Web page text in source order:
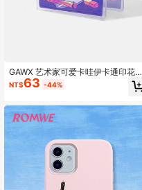
GAWX 艺术家可爱卡哇伊卡通印花文
具收纳盒，节日
NT$63 -44%